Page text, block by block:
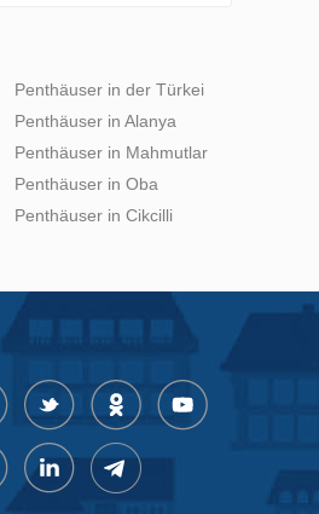
Penthäuser in der Türkei
Penthäuser in Alanya
Penthäuser in Mahmutlar
Penthäuser in Oba
Penthäuser in Cikcilli